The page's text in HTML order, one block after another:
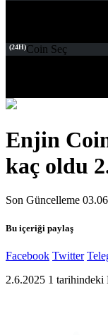
(24H)Coin Seç
Enjin
kaç oldu
Son Güncelleme
Bu içeriği paylaş
Facebook Twitter
2.6.2025 1